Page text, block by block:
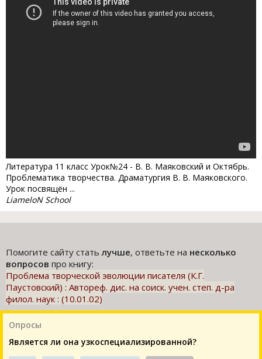
Литература 11 класс Урок№24 - В. В. Маяковский и Октябрь.
Проблематика творчества. Драматургия В. В. Маяковского.
Урок посвящён ...
LiameloN School
Помогите сайту статьлучше, ответьте на несколько
вопросов про книгу:
Проблема творческой эволюции писателя (К.Г.
Паустовский) : Автореф. дис. на соиск. учен. степ. д-ра
филол. наук : (10.01.02)
Опросы
Является ли она узкоспециализированной?